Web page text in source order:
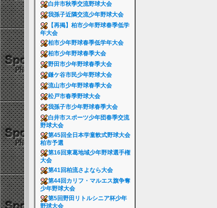
白井市秋季交流野球大会
我孫子近隣交流少年野球大会
【再掲】柏市少年野球春季低学
年大会
柏市少年野球春季低学年大会
柏市少年野球春季大会
野田市少年野球春季大会
鎌ケ谷市民少年野球大会
流山市少年野球春季大会
松戸市春季野球大会
我孫子市少年野球春季大会
白井市スポーツ少年団春季交流
野球大会
第45回全日本学童軟式野球大会
柏市予選
第16回東葛地域少年野球選手権
大会
第41回柏流さよなら大会
第44回カリフ・マルエス旗争奪
少年野球大会
第5回野田リトルシニア杯少年
野球大会